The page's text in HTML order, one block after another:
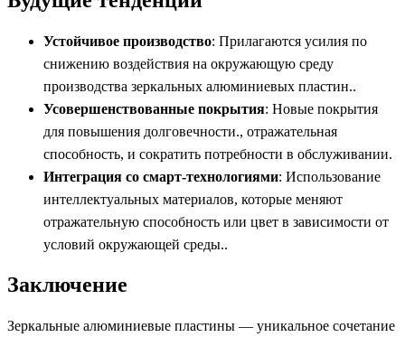
Устойчивое производство: Прилагаются усилия по
снижению воздействия на окружающую среду
производства зеркальных алюминиевых пластин..
Усовершенствованные покрытия: Новые покрытия
для повышения долговечности., отражательная
способность, и сократить потребности в обслуживании.
Интеграция со смарт-технологиями: Использование
интеллектуальных материалов, которые меняют
отражательную способность или цвет в зависимости от
условий окружающей среды..
Заключение
Зеркальные алюминиевые пластины — уникальное сочетание